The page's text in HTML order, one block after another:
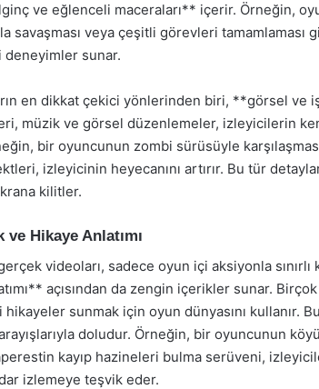
ve eğlenceli maceraları** içerir. Örneğin,
savaşması veya çeşitli görevleri
sunar.
en dikkat çekici yönlerinden biri, **görsel ve
müzik ve görsel düzenlemeler, izleyicilerin
bir oyuncunun zombi sürüsüyle
izleyicinin heyecanını artırır. Bu tür
kilitler.
ve Hikaye Anlatımı
videoları, sadece oyun içi aksiyonla sınırlı
açısından da zengin içerikler sunar.
sunmak için oyun dünyasını kullanır.
doludur. Örneğin, bir oyuncunun
kayıp hazineleri bulma serüveni,
izlemeye teşvik eder.